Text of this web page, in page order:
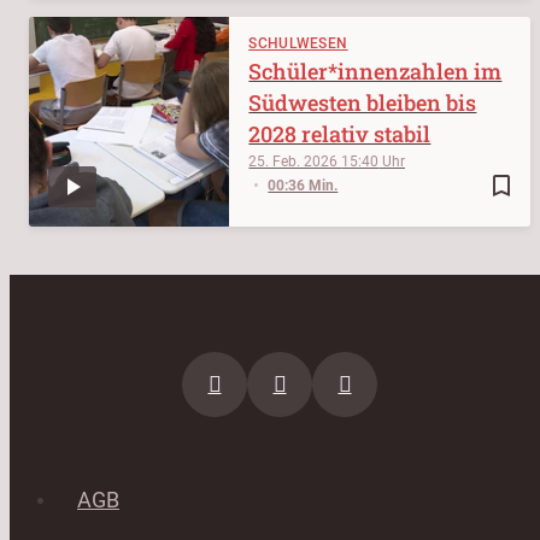
SCHULWESEN
bookmark_border
25. Feb. 2026 15:40
00:36 Min.
Schüler*innenzahlen im
Südwesten bleiben bis
2028 relativ stabil
AGB